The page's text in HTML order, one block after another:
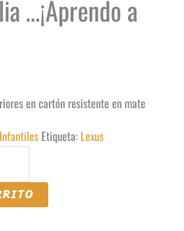
…¡Aprendo a
en cartón resistente en mate
Infantiles Etiqueta: Lexus